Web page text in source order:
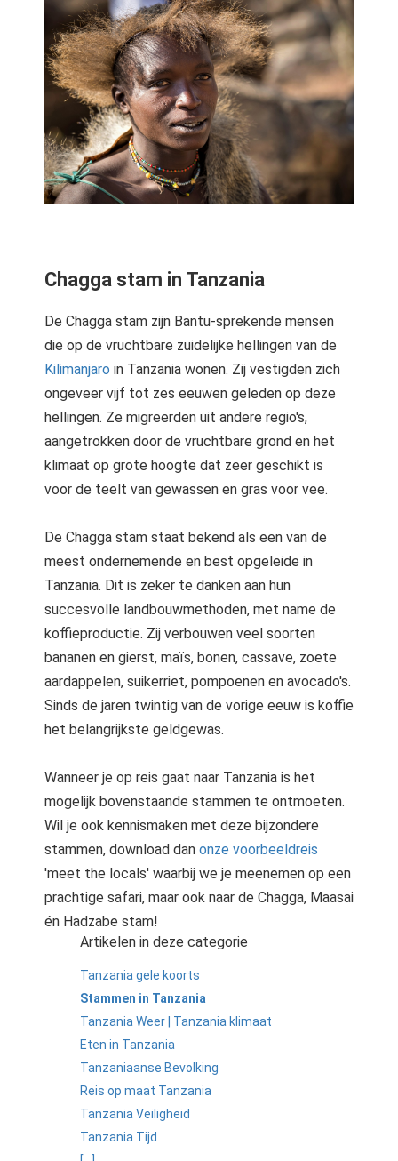
Chagga stam in Tanzania
De Chagga stam zijn Bantu-sprekende mensen
die op de vruchtbare zuidelijke hellingen van de
Kilimanjaro in Tanzania wonen. Zij vestigden zich
ongeveer vijf tot zes eeuwen geleden op deze
hellingen. Ze migreerden uit andere regio's,
aangetrokken door de vruchtbare grond en het
klimaat op grote hoogte dat zeer geschikt is
voor de teelt van gewassen en gras voor vee.
De Chagga stam staat ​​bekend als een van de
meest ondernemende en best opgeleide in
Tanzania. Dit is zeker te danken aan hun
succesvolle landbouwmethoden, met name de
koffieproductie. Zij verbouwen veel soorten
bananen en gierst, maïs, bonen, cassave, zoete
aardappelen, suikerriet, pompoenen en avocado's.
Sinds de jaren twintig van de vorige eeuw is koffie
het belangrijkste geldgewas.
Wanneer je op reis gaat naar Tanzania is het
mogelijk bovenstaande stammen te ontmoeten.
Wil je ook kennismaken met deze bijzondere
stammen, download dan onze voorbeeldreis
'meet the locals' waarbij we je meenemen op een
prachtige safari, maar ook naar de Chagga, Maasai
én Hadzabe stam!
Artikelen in deze categorie
Tanzania gele koorts
Stammen in Tanzania
Tanzania Weer | Tanzania klimaat
Eten in Tanzania
Tanzaniaanse Bevolking
Reis op maat Tanzania
Tanzania Veiligheid
Tanzania Tijd